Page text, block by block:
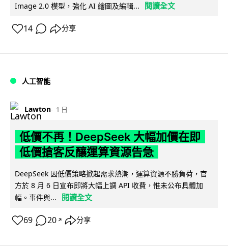
Image 2.0 模型，強化 AI 繪圖及編輯...
閱讀全文
14 分享
人工智能
Lawton 1 日
低價不再！DeepSeek 大幅加價在即
低價搶客反釀運算資源告急
DeepSeek 因低價策略掀起需求熱潮，運算資源不勝負荷，官
方於 8 月 6 日宣布即將大幅上調 API 收費，惟未公布具體加
幅。事件與...
閱讀全文
69 20 ↗ 分享